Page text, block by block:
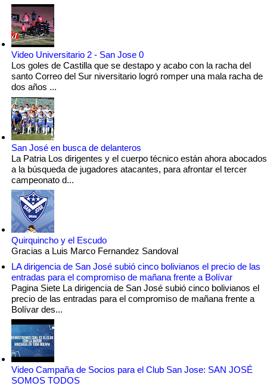
Video Universitario 2 - San Jose 0
Los goles de Castilla que se destapo y acabo con la racha del
santo Correo del Sur niversitario logró romper una mala racha de
dos años ...
San José en busca de delanteros
La Patria Los dirigentes y el cuerpo técnico están ahora abocados
a la búsqueda de jugadores atacantes, para afrontar el tercer
campeonato d...
Quirquincho y el Escudo
Gracias a Luis Marco Fernandez Sandoval
LA dirigencia de San José subió cinco bolivianos el precio de las
entradas para el compromiso de mañana frente a Bolívar
Pagina Siete La dirigencia de San José subió cinco bolivianos el
precio de las entradas para el compromiso de mañana frente a
Bolívar des...
Video Campaña de Socios para el Club San Jose: SAN JOSÉ
SOMOS TODOS